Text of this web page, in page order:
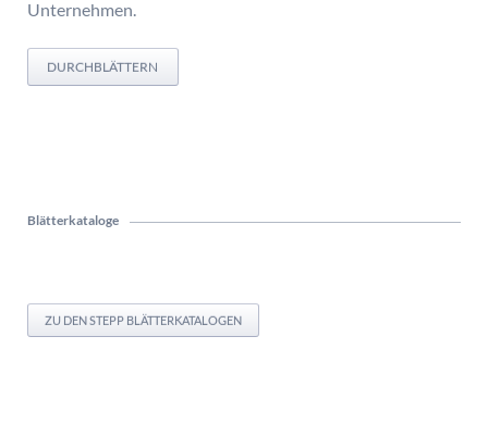
Unternehmen.
DURCHBLÄTTERN
Blätterkataloge
ZU DEN STEPP BLÄTTERKATALOGEN